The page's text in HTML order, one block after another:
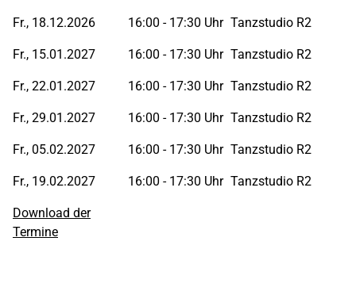
Fr., 18.12.2026 16:00 - 17:30 Uhr Tanzstudio R2
Fr., 15.01.2027 16:00 - 17:30 Uhr Tanzstudio R2
Fr., 22.01.2027 16:00 - 17:30 Uhr Tanzstudio R2
Fr., 29.01.2027 16:00 - 17:30 Uhr Tanzstudio R2
Fr., 05.02.2027 16:00 - 17:30 Uhr Tanzstudio R2
Fr., 19.02.2027 16:00 - 17:30 Uhr Tanzstudio R2
Download der
Termine